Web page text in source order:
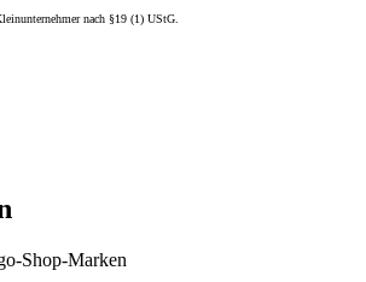
nach §19 (1) UStG.